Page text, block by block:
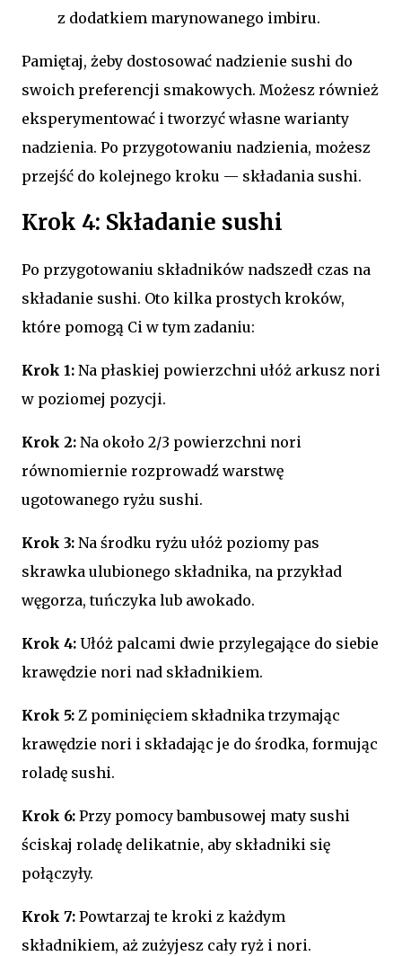
z dodatkiem marynowanego imbiru.
Pamiętaj, żeby dostosować nadzienie sushi do
swoich preferencji smakowych. Możesz również
eksperymentować i tworzyć własne warianty
nadzienia. Po przygotowaniu nadzienia, możesz
przejść do kolejnego kroku — składania sushi.
Krok 4: Składanie sushi
Po przygotowaniu składników nadszedł czas na
składanie sushi. Oto kilka prostych kroków,
które pomogą Ci w tym zadaniu:
Krok 1: Na płaskiej powierzchni ułóż arkusz nori
w poziomej pozycji.
Krok 2: Na około 2/3 powierzchni nori
równomiernie rozprowadź warstwę
ugotowanego ryżu sushi.
Krok 3: Na środku ryżu ułóż poziomy pas
skrawka ulubionego składnika, na przykład
węgorza, tuńczyka lub awokado.
Krok 4: Ułóż palcami dwie przylegające do siebie
krawędzie nori nad składnikiem.
Krok 5: Z pominięciem składnika trzymając
krawędzie nori i składając je do środka, formując
roladę sushi.
Krok 6: Przy pomocy bambusowej maty sushi
ściskaj roladę delikatnie, aby składniki się
połączyły.
Krok 7: Powtarzaj te kroki z każdym
składnikiem, aż zużyjesz cały ryż i nori.